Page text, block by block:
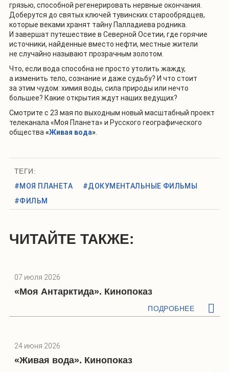
грязью, способной регенерировать нервные окончания.
Доберутся до святых ключей тувинских старообрядцев,
которые веками хранят тайну Палладиева родника.
И завершат путешествие в Северной Осетии, где горячие
источники, найденные вместо нефти, местные жители
не случайно называют прозрачным золотом.
Что, если вода способна не просто утолить жажду,
а изменить тело, сознание и даже судьбу? И что стоит
за этим чудом: химия воды, сила природы или нечто
большее? Какие открытия ждут наших ведущих?
Смотрите с 23 мая по выходным новый масштабный проект
телеканала «Моя Планета» и Русского географического
общества «Живая вода»
ТЕГИ:
#МОЯ ПЛАНЕТА
#ДОКУМЕНТАЛЬНЫЕ ФИЛЬМЫ
#ФИЛЬМ
ЧИТАЙТЕ ТАКЖЕ:
07 июля 2026
«Моя Антарктида». Кинопоказ
ПОДРОБНЕЕ
24 июня 2026
«Живая вода». Кинопоказ